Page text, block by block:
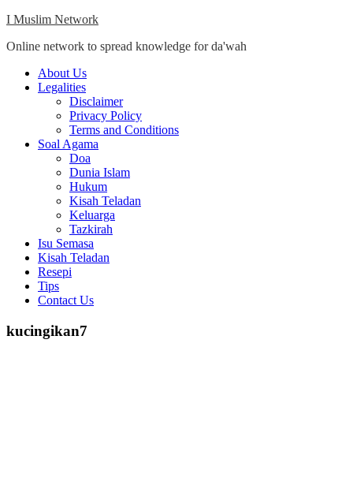
Skip
content
I Muslim Network
Online network to spread knowledge for da'wah
Close
Menu
About Us
Legalities
Disclaimer
Privacy Policy
Terms and Conditions
Soal Agama
Doa
Dunia Islam
Hukum
Kisah Teladan
Keluarga
Tazkirah
Isu Semasa
Kisah Teladan
Resepi
Tips
Contact Us
kucingikan7